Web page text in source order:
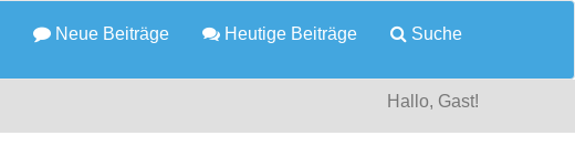
Neue Beiträge Heutige Beiträge Suche
Hallo, Gast!